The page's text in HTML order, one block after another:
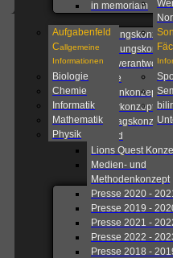
in memoriam
Beratungskonzept
Schule
Fahrtenkonzept
Förderkonzept
Ganztagskonzept
Leitbild
Lions Quest
Medien- und
Methodenkonzept
Presse 2020 -
Presse 2019 -
Presse 2021 -
Presse 2022 -
Presse 2018 -
Aufgabenfeld
Callgemeine
Informationen
Biologie
Chemie
Informatik
Mathematik
Physik